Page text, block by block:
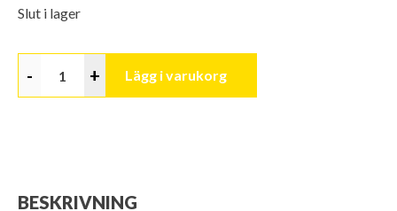
Slut i lager
- + Lägg i varukorg
BESKRIVNING